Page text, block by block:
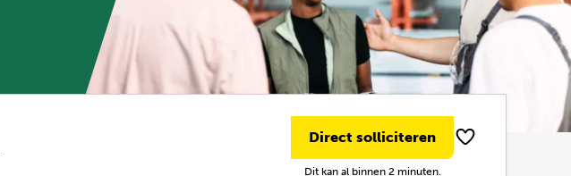
Direct solliciteren
Dit kan al binnen 2 minuten.